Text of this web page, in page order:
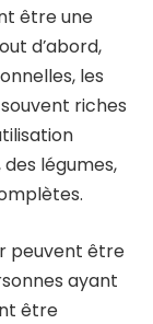
être une
d’abord,
les
riches
légumes,
peuvent être
ayant
être